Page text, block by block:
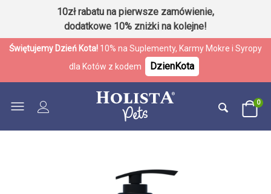
10zł rabatu na pierwsze zamówienie,
dodatkowe 10% zniżki na kolejne!
Świętujemy Dzień Kota! 10% na Suplementy, Karmy Mokre i Syropy
dla Kotów z kodem
DzienKota
0